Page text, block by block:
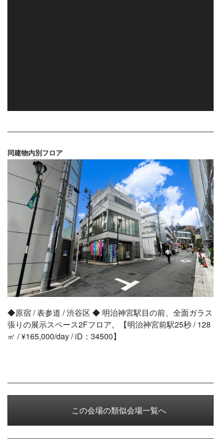
同建物内別フロア
◆原宿 / 表参道 / 渋谷区 ◆ 明治神宮駅目の前、全面ガラス
張りの展示スペース2Fフロア。【明治神宮前駅25秒 / 128
㎡ / ¥165,000/day / iD：34500】
この会場の類似会場一覧へ